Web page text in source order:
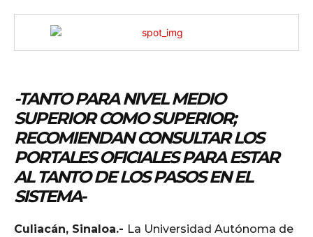
-TANTO PARA NIVEL MEDIO
SUPERIOR COMO SUPERIOR;
RECOMIENDAN CONSULTAR LOS
PORTALES OFICIALES PARA ESTAR
AL TANTO DE LOS PASOS EN EL
SISTEMA-
Culiacán, Sinaloa.- La Universidad Autónoma de